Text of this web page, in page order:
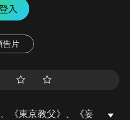
入
告片
《東京教父》、《妄